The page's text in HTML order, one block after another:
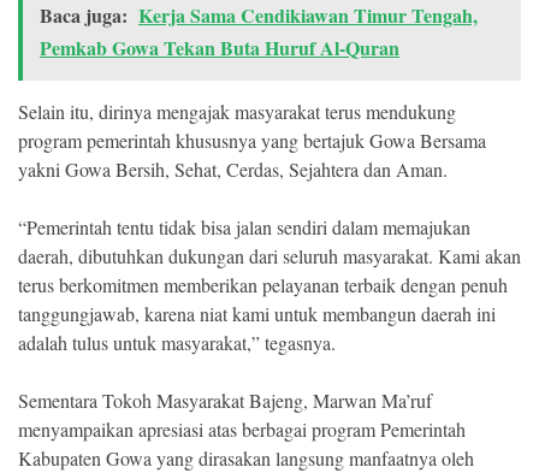
Baca juga: Kerja Sama Cendikiawan Timur Tengah,
Pemkab Gowa Tekan Buta Huruf Al-Quran
Selain itu, dirinya mengajak masyarakat terus mendukung
program pemerintah khususnya yang bertajuk Gowa Bersama
yakni Gowa Bersih, Sehat, Cerdas, Sejahtera dan Aman.
“Pemerintah tentu tidak bisa jalan sendiri dalam memajukan
daerah, dibutuhkan dukungan dari seluruh masyarakat. Kami akan
terus berkomitmen memberikan pelayanan terbaik dengan penuh
tanggungjawab, karena niat kami untuk membangun daerah ini
adalah tulus untuk masyarakat,” tegasnya.
Sementara Tokoh Masyarakat Bajeng, Marwan Ma’ruf
menyampaikan apresiasi atas berbagai program Pemerintah
Kabupaten Gowa yang dirasakan langsung manfaatnya oleh